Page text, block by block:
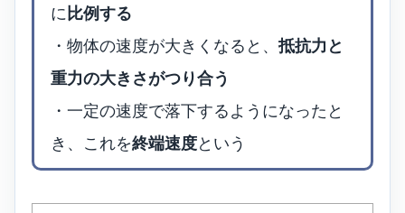
に 比例する
・物体の速度が大きくなると、 抵抗力と
重力の大きさがつり合う
・一定の速度で落下するようになったと
き、これを終端速度という